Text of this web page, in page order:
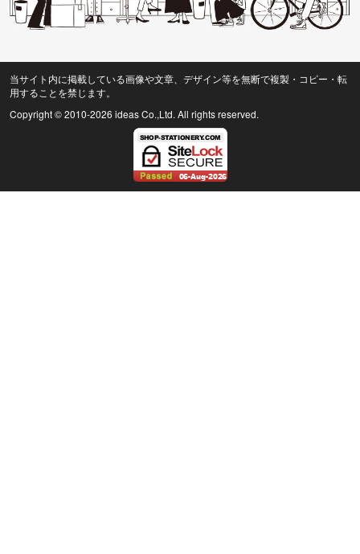
当サイト内に掲載している画像や文章、デザイン等を無断で複製・コピー・転
用することを禁じます。
Copyright © 2010-2026 ideas Co.,Ltd. All rights reserved.